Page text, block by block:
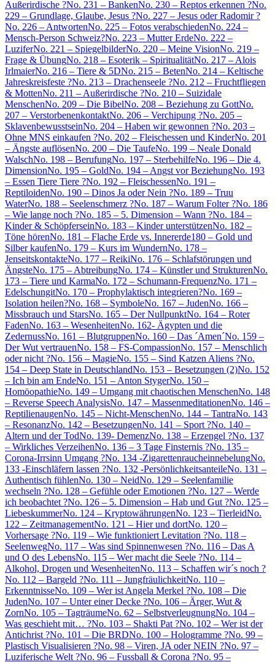
Außerirdische ?No. 231 – BankenNo. 230 – Reptos erkennen ?No.
229 – Grundlage, Glaube, Jesus ?No. 227 – Jesus oder Radomir ?
No. 226 – AntwortenNo. 225 – Fotos verabschiedenNo. 224 –
Mensch-Person Schweiz?No. 223 – Mutter ErdeNo. 222 –
LuziferNo. 221 – SpiegelbilderNo. 220 – Meine VisionNo. 219 –
Frage & ÜbungNo. 218 – Esoterik – SpiritualitätNo. 217 – Alois
IrlmaierNo. 216 – Tiere & 5DNo. 215 – BetenNo. 214 – Keltische
Jahreskreisfeste ?No. 213 – Drachenseele ?No. 212 – Fruchtfliegen
& MottenNo. 211 – Außerirdische ?No. 210 – Suizidale
MenschenNo. 209 – Die BibelNo. 208 – Beziehung zu GottNo.
207 – VerstorbenenkontaktNo. 206 – Verchipung ?No. 205 –
SklavenbewusstseinNo. 204 – Haben wir gewonnen ?No. 203 –
Ohne MNS einkaufen ?No. 202 – Fleischessen und KinderNo. 201
– Ängste auflösenNo. 200 – Die TaufeNo. 199 – Neale Donald
WalschNo. 198 – BerufungNo. 197 – SterbehilfeNo. 196 – Die 4.
DimensionNo. 195 – GoldNo. 194 – Angst vor BeziehungNo. 193
– Essen Tiere Tiere ?No. 192 – FleischessenNo. 191 –
ReptiloidenNo. 190 – Dinos Ja oder Nein ?No. 189 – Truu
WaterNo. 188 – Seelenschmerz ?No. 187 – Warum Folter ?No. 186
– Wie lange noch ?No. 185 – 5. Dimension – Wann ?No. 184 –
Kinder & SchöpferseinNo. 183 – Kinder unterstützenNo. 182 –
Töne hörenNo. 181 – Flache Erde vs. Innererde180 – Gold und
Silber kaufenNo. 179 – Kurs im WundernNo. 178 –
JenseitskontakteNo. 177 – ReikiNo. 176 – Schlafstörungen und
ÄngsteNo. 175 – AbtreibungNo. 174 – Künstler und StrukturenNo.
173 – Tiere und KarmaNo. 172 – Schumann-FrequenzNo. 171 –
EdelschungitNo. 170 – Prophylaktisch integrieren?No. 169 –
Isolation heilen?No. 168 – SymboleNo. 167 – JudenNo. 166 –
Missbrauch und StarsNo. 165 – Der NullpunktNo. 164 – Roter
FadenNo. 163 – WesenheitenNo. 162- Ägypten und die
ZedernussNo. 161 – BlutgruppenNo. 160 – Das ´Amen´No. 159 –
Der Wut vertrauenNo. 158 – FS-CompassionNo. 157 – Menschlich
oder nicht ?No. 156 – MagieNo. 155 – Sind Katzen Aliens ?No.
154 – Deep State in DeutschlandNo. 153 – Besetzungen (2)No. 152
– Ich bin am EndeNo. 151 – Anton StygerNo. 150 –
HomöopathieNo. 149 – Umgang mit chaotischen MenschenNo. 148
– Reverse Speech AnalysisNo. 147 – MassenmeditationenNo. 146 –
ReptilienaugenNo. 145 – Nicht-MenschenNo. 144 – TantraNo. 143
– ResonanzNo. 142 – BesetzungenNo. 141 – Sport ?No. 140 –
Altern und der TodNo. 139- DemenzNo. 138 – Erzengel ?No. 137
– Wirkliches VerzeihenNo. 136 – 3 Tage Finsternis ?No. 135 –
Corona-Irrsinn Umgang ?No. 134 -ZigarettenraucheinnebelungNo.
133 -Einschläfern lassen ?No. 132 -PersönlichkeitsanteileNo. 131 –
Authentisch fühlenNo. 130 – NeidNo. 129 – Seelenfamilie
wechseln ?No. 128 – Gefühle oder Emotionen ?No. 127 – Werde
ich beobachtet ?No. 126 – 5. Dimension – Hab und Gut ?No. 125 –
LiebeskummerNo. 124 – KryptowährungenNo. 123 – TierleidNo.
122 – ZeitmanagementNo. 121 – Hier und dortNo. 120 –
Vorhersage ?No. 119 – Wie funktioniert Levitation ?No. 118 –
SeelenwegNo. 117 – Was sind Spinnenwesen ?No. 116 – Das A
und O des LebensNo. 115 – Wer macht die Seele ?No. 114 –
Alkohol, Drogen und WesenheitenNo. 113 – Schaffen wir´s noch ?
No. 112 – Bargeld ?No. 111 – JungfräulichkeitNo. 110 –
ErkenntnisseNo. 109 – Wer ist Angela Merkel ?No. 108 – Die
JudenNo. 107 – Unter einer Decke ?No. 106 – Ärger, Wut &
ZornNo. 105 – TagträumeNo. 62 – SelbstverleugnungNo. 104 –
Was geschieht mit… ?No. 103 – Shakti Pat ?No. 102 – Wer ist der
Antichrist ?No. 101 – Die BRDNo. 100 – Hologramme ?No. 99 –
Plastisch Visualisieren ?No. 98 – Viren, JA oder NEIN ?No. 97 –
Luziferische Welt ?No. 96 – Fussball & Corona ?No. 95 –